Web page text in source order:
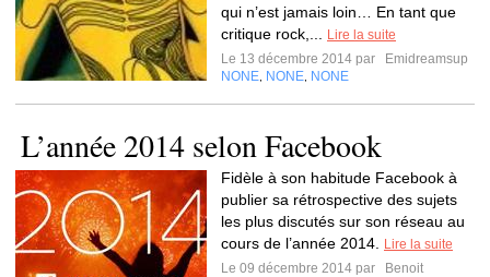
qui n’est jamais loin… En tant que
critique rock,...
Lire la suite
Le 13 décembre 2014 par
Emidreamsup
NONE NONE NONE
L’année 2014 selon Facebook
Fidèle à son habitude Facebook à
publier sa rétrospective des sujets
les plus discutés sur son réseau au
cours de l’année 2014.
Lire la suite
Le 09 décembre 2014 par
Benoit